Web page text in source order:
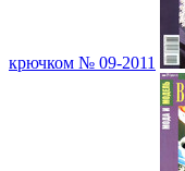
крючком № 09-2011